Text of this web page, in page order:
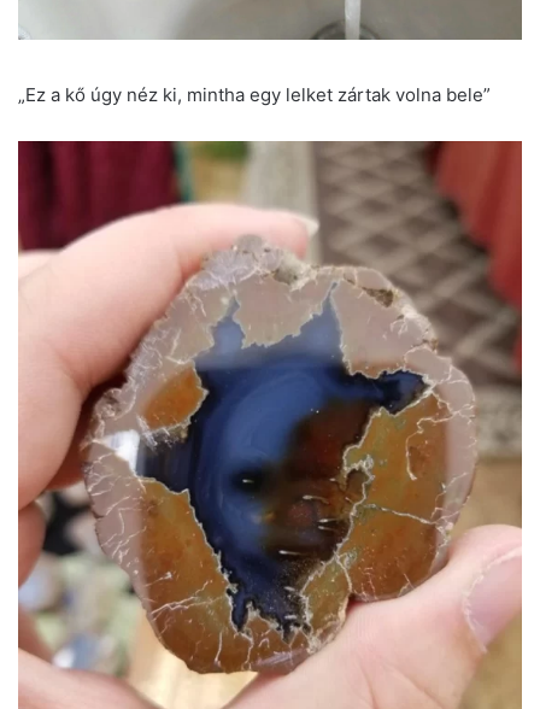
„Ez a kő úgy néz ki, mintha egy lelket zártak volna bele”